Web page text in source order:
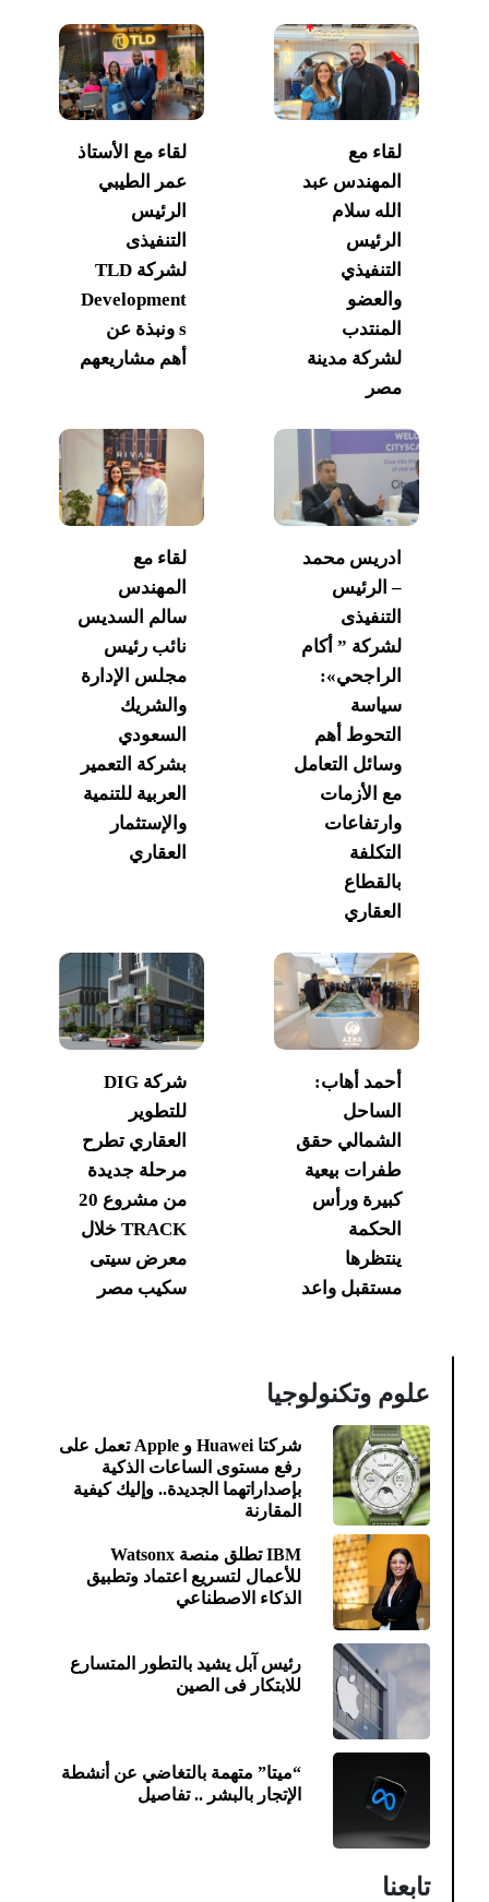
لقاء مع
المهندس عبد
الله سلام
الرئيس
التنفيذي
والعضو
المنتدب
لشركة مدينة
مصر
لقاء مع الأستاذ
عمر الطيبي
الرئيس
التنفيذى
لشركة TLD
Development
s ونبذة عن
أهم مشاريعهم
ادريس محمد
– الرئيس
التنفيذى
لشركة ” أكام
الراجحي»:
سياسة
التحوط أهم
وسائل التعامل
مع الأزمات
وارتفاعات
التكلفة
بالقطاع
العقاري
لقاء مع
المهندس
سالم السديس
نائب رئيس
مجلس الإدارة
والشريك
السعودي
بشركة التعمير
العربية للتنمية
والإستثمار
العقاري
أحمد أهاب:
الساحل
الشمالي حقق
طفرات بيعية
كبيرة ورأس
الحكمة
ينتظرها
مستقبل واعد
شركة DIG
للتطوير
العقاري تطرح
مرحلة جديدة
من مشروع 20
TRACK خلال
معرض سيتى
سكيب مصر
علوم وتكنولوجيا
شركتا Huawei و Apple تعمل على
رفع مستوى الساعات الذكية
بإصداراتهما الجديدة.. وإليك كيفية
المقارنة
IBM تطلق منصة Watsonx
للأعمال لتسريع اعتماد وتطبيق
الذكاء الاصطناعي
رئيس آبل يشيد بالتطور المتسارع
للابتكار فى الصين
“ميتا” متهمة بالتغاضي عن أنشطة
الإتجار بالبشر .. تفاصيل
تابعنا